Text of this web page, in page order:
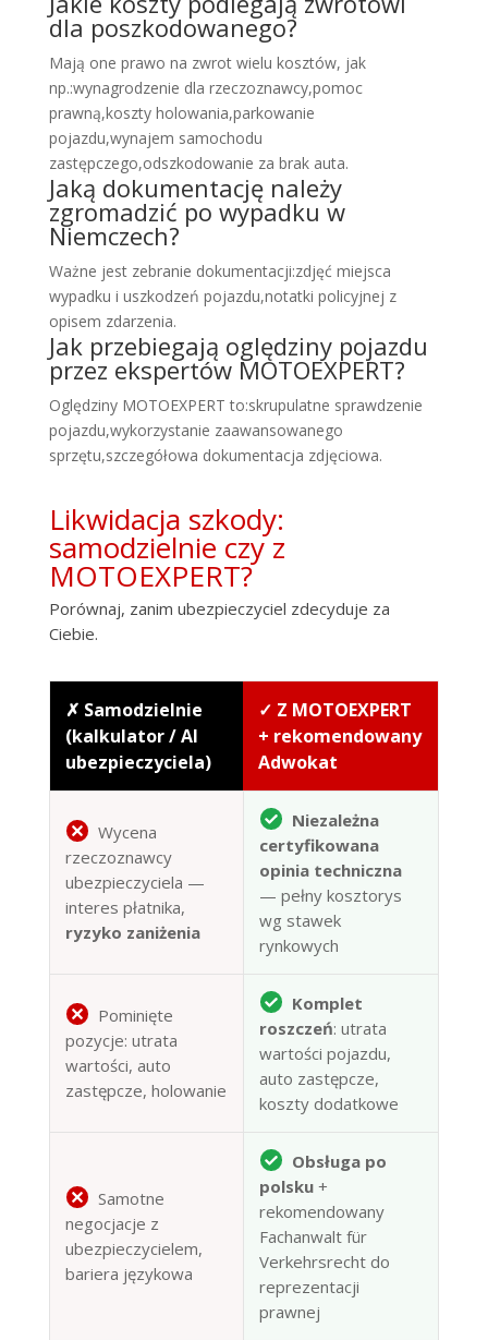
dla poszkodowanego?
Mają one prawo na zwrot wielu kosztów, jak
np.:wynagrodzenie dla rzeczoznawcy,pomoc
prawną,koszty holowania,parkowanie
pojazdu,wynajem samochodu
zastępczego,odszkodowanie za brak auta.
Jaką dokumentację należy
zgromadzić po wypadku w
Niemczech?
Ważne jest zebranie dokumentacji:zdjęć miejsca
wypadku i uszkodzeń pojazdu,notatki policyjnej z
opisem zdarzenia.
Jak przebiegają oględziny pojazdu
przez ekspertów MOTOEXPERT?
Oględziny MOTOEXPERT to:skrupulatne sprawdzenie
pojazdu,wykorzystanie zaawansowanego
sprzętu,szczegółowa dokumentacja zdjęciowa.
Likwidacja szkody:
samodzielnie czy z
MOTOEXPERT?
Porównaj, zanim ubezpieczyciel zdecyduje za
Ciebie.
✗ Samodzielnie
(kalkulator / AI
ubezpieczyciela)
✓ Z MOTOEXPERT
+ rekomendowany
Adwokat
Wycena
rzeczoznawcy
ubezpieczyciela —
interes płatnika,
ryzyko zaniżenia
Niezależna
certyfikowana
opinia techniczna
— pełny kosztorys
wg stawek
rynkowych
Pominięte
pozycje: utrata
wartości, auto
zastępcze, holowanie
Komplet
roszczeń: utrata
wartości pojazdu,
auto zastępcze,
koszty dodatkowe
Samotne
negocjacje z
ubezpieczycielem,
bariera językowa
Obsługa po
polsku+
rekomendowany
Fachanwalt für
Verkehrsrecht do
reprezentacji
prawnej